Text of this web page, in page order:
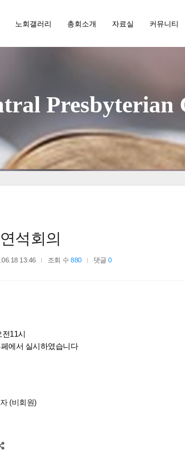
노회갤러리 총회소개 자료실 커뮤니티
Central
석회의
13:46 조회 수880 댓글0
11시
에서 실시하였습니다
(비회원)